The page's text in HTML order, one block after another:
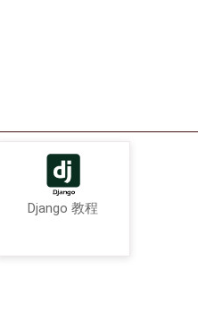
Django 教程